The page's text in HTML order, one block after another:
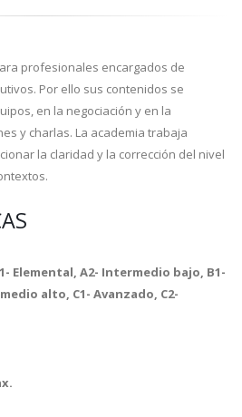
profesionales encargados de
Por ello sus contenidos se
en la negociación y en la
y charlas. La academia trabaja
la claridad y la corrección del nivel
Elemental, A2- Intermedio bajo, B1-
alto, C1- Avanzado, C2-